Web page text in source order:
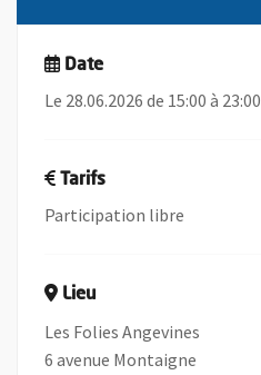
Date
Le 28.06.2026 de 15:00 à 23:00
Tarifs
Participation libre
Lieu
Les Folies Angevines
6 avenue Montaigne